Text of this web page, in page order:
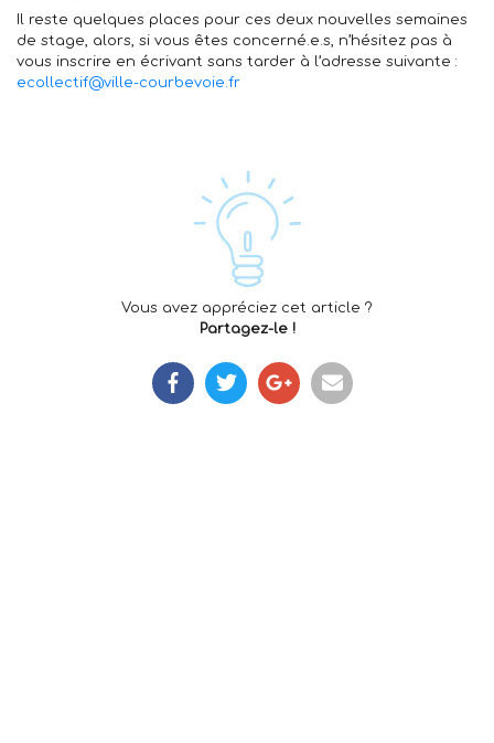
Il reste quelques places pour ces deux nouvelles semaines
de stage, alors, si vous êtes concerné.e.s, n’hésitez pas à
vous inscrire en écrivant sans tarder à l’adresse suivante :
ecollectif@ville-courbevoie.fr
Vous avez appréciez cet article ?
Partagez-le !